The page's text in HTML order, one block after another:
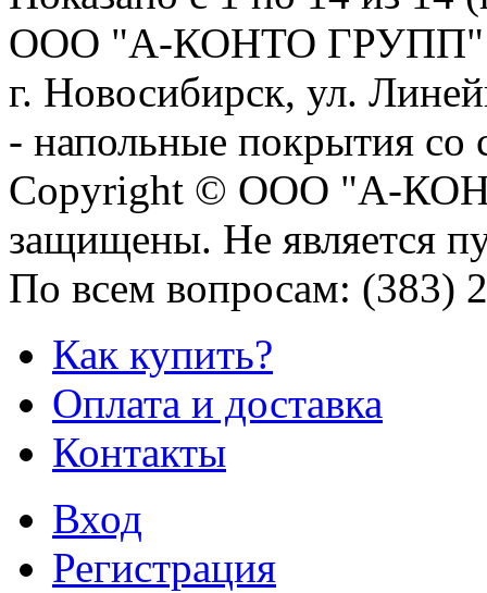
OOO "А-КОНТО ГРУПП"
г. Новосибирск, ул.
- напольные покрытия со
Copyright © OOO "А-
защищены. Не является
По всем вопросам: (383)
Как купить?
Оплата и доставка
Контакты
Вход
Регистрация